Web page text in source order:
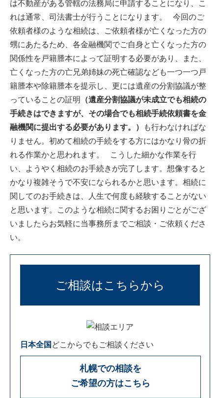
は不動産がある管轄の法務局に申請することになり、こ
れは通常、司法書士が行うことになります。 今回のご
依頼者様のような相続は、ご依頼者様が亡くなった方の
甥にあたるため、各金融機関でご自身と亡くなった方の
関係性を戸籍謄本によって証明する必要があり、また、
亡くなった方の亡兄弟姉妹の死亡確認なども一つ一つ戸
籍謄本や除籍謄本を提示し、更には遺産の分割協議が整
っていることの証明
（遺産分割協議が未成立でも相続の
手続きはできますが、その場合でも相続手続依頼書を金
融機関に提出する必要があります。）
も行わなければな
りません。初めて相続の手続をする方にはかなり骨の折
れる作業かと思われます。 こうした細かな作業を行
い、ようやく相続のお手続きが完了します。想像すると
かなり複雑そうで不安になられるかと思います。相続に
関してのお手続きは、人生で何度も経験することがない
と思います。このような相続に関するお困りごとがござ
いましたらお気軽に当事務所までご相談・ご依頼くださ
い。
ご相談はこちらから
日本全国 どこからでもご相談ください
札幌での相談を
ご希望の方はこちら